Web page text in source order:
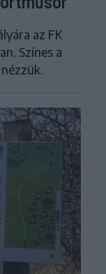
az FK
Színes a